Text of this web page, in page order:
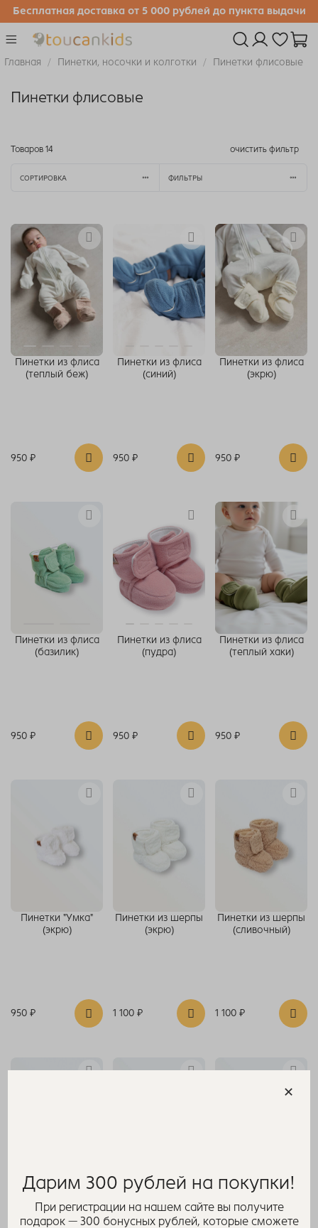
Бесплатная доставка от 5 000 рублей до пункта выдачи
Главная Пинетки, носочки и колготки Пинетки флисовые
Пинетки флисовые
Товаров 14 очистить фильтр
СОРТИРОВКА ФИЛЬТРЫ
Пинетки из флиса
(теплый беж)
950 ₽
Пинетки из флиса
(синий)
950 ₽
Пинетки из флиса
(экрю)
950 ₽
Пинетки из флиса
(базилик)
950 ₽
Пинетки из флиса
(пудра)
950 ₽
Пинетки из флиса
(теплый хаки)
950 ₽
Пинетки "Умка"
(экрю)
950 ₽
Пинетки из шерпы
(экрю)
1 100 ₽
Пинетки из шерпы
(сливочный)
1 100 ₽
Пинетки из шерпы
(шоколад)
Пинетки из флиса
(светлый персик)
Пинетки из флиса
(желтый)
Дарим 300 рублей на покупки!
При регистрации на нашем сайте вы получите
подарок — 300 бонусных рублей, которые сможете